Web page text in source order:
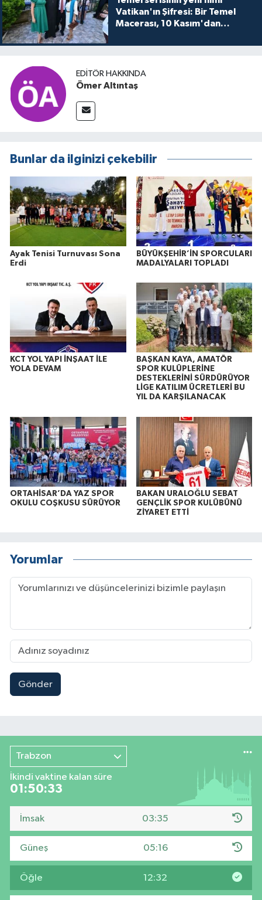
Vatikan'ın Şifresi: Bir Temel
Macerası, 10 Kasım'dan
buluşuyo
EDITÖR HAKKINDA
Ömer Altıntaş
Bunlar da ilginizi çekebilir
Ayak Tenisi Turnuvası Sona
Erdi
BÜYÜKŞEHİR’İN SPORCULARI
MADALYALARI TOPLADI
KCT YOL YAPI İNŞAAT İLE
YOLA DEVAM
BAŞKAN KAYA, AMATÖR
SPOR KULÜPLERİNE
DESTEKLERİNİ SÜRDÜRÜYOR
LİGE KATILIM ÜCRETLERİ BU
YIL DA KARŞILANACAK
ORTAHİSAR’DA YAZ SPOR
OKULU COŞKUSU SÜRÜYOR
BAKAN URALOĞLU SEBAT
GENÇLİK SPOR KULÜBÜNÜ
ZİYARET ETTİ
Yorumlar
Gönder
Trabzon
İkindi vaktine kalan süre
01:50:32
İmsak 03:35
Güneş 05:16
Öğle 12:32